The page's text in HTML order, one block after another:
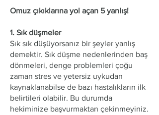
Omuz çıkıklarına yol açan 5 yanlış!
1. Sık düşmeler
Sık sık düşüyorsanız bir şeyler yanlış
demektir. Sık düşme nedenlerinden baş
dönmeleri, denge problemleri çoğu
zaman stres ve yetersiz uykudan
kaynaklanabilse de bazı hastalıkların ilk
belirtileri olabilir. Bu durumda
hekiminize başvurmaktan çekinmeyiniz.